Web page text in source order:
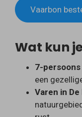
Vaarbon
Wat kun
7-
een
Varen in